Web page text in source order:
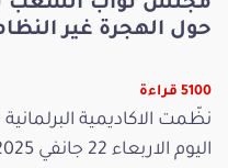
حول الهجرة غير
5100 قراءة
نظّمت الاكاديمية